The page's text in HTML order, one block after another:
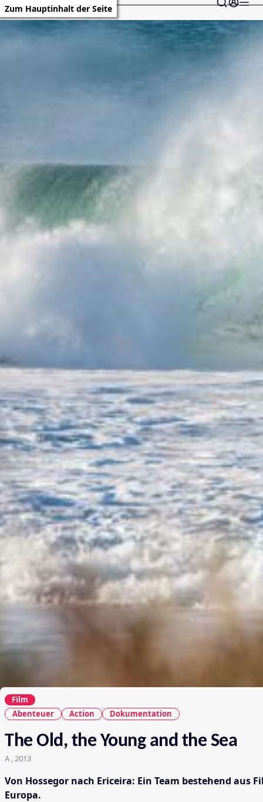
Zum Hauptinhalt der Seite
Film
Abenteuer
Action Dokumentation
The Old, the Young and the Sea
A , 2013
Von Hossegor nach Ericeira: Ein Team bestehend
Europa.